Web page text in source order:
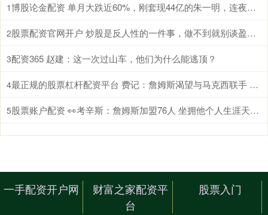
1 博股论金配资 单月大跌近60%，刚套现44亿的朱一明，连夜抛出30亿护盘
2 股票配资官网开户 炒股是反人性的一件事，做不到就别谈盈利！
3配资365 赵建：这一次过山车，他们为什么能逃顶？
4 最正规的股票杠杆配资平台 费记：詹姆斯渴望与马克西联手 也喜欢76人的队史底蕴和热情球迷
5 股票账户配资 👀考辛斯：詹姆斯加盟76人 坐拥他个人生涯天赋最强阵容班底
一手配资开户网
财富之家配资平
台
股票入门